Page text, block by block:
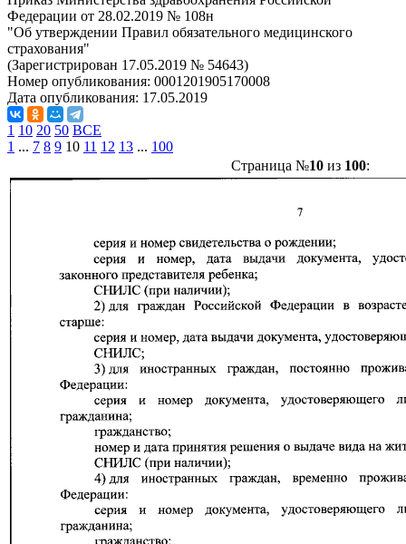
Федерации от 28.02.2019 № 108н
"Об утверждении Правил обязательного медицинского
страхования"
(Зарегистрирован 17.05.2019 № 54643)
Номер опубликования: 0001201905170008
Дата опубликования: 17.05.2019
1 10 20 50 ВСЕ
1 ... 7 8 9 10 11 12 13 ... 100
Страница №10из 100: